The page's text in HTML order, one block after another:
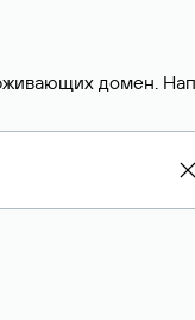
домен.
домен